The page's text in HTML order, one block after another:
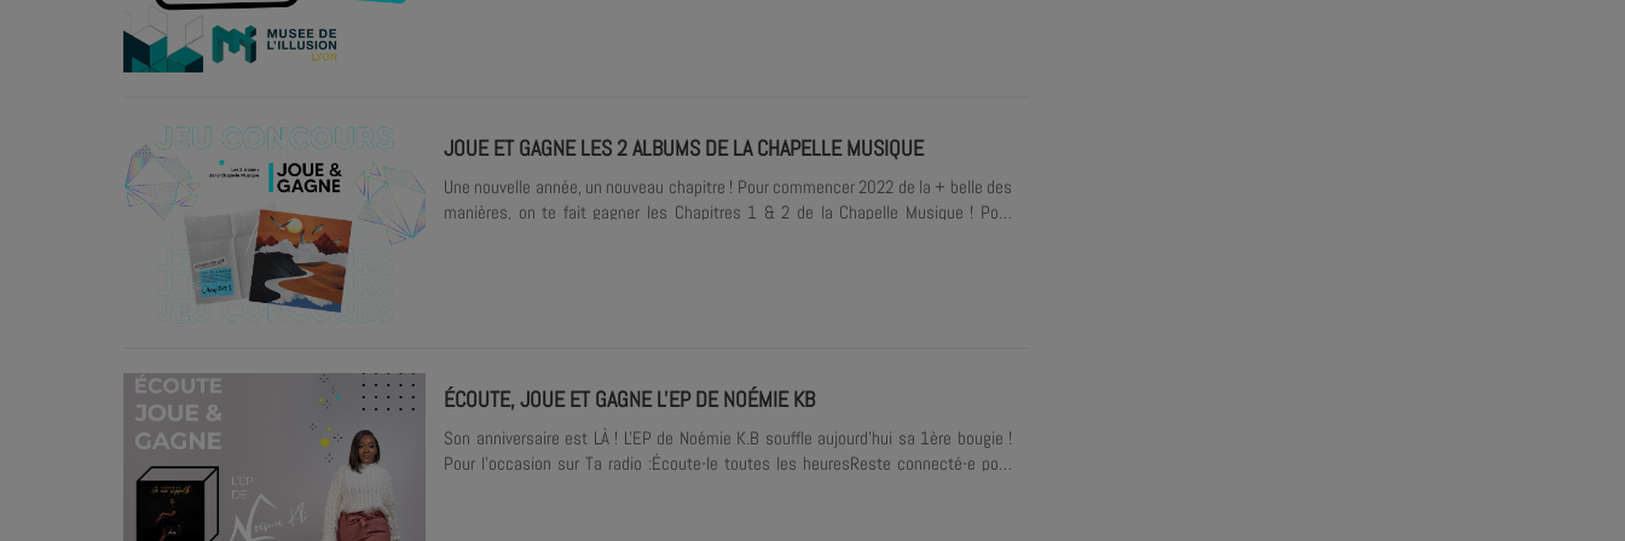
JOUE ET GAGNE LES 2 ALBUMS DE LA CHAPELLE MUSIQUE
Une nouvelle année, un nouveau chapitre ! Pour commencer 2022 de la + belle des
manières, on te fait gagner les Chapitres 1 & 2 de la Chapelle Musique ! Pour
ÉCOUTE, JOUE ET GAGNE L'EP DE NOÉMIE KB
Son anniversaire est LÀ ! L'EP de Noémie K.B souffle aujourd'hui sa 1ère bougie !
Pour l'occasion sur Ta radio :Écoute-le toutes les heuresReste connecté-e pour